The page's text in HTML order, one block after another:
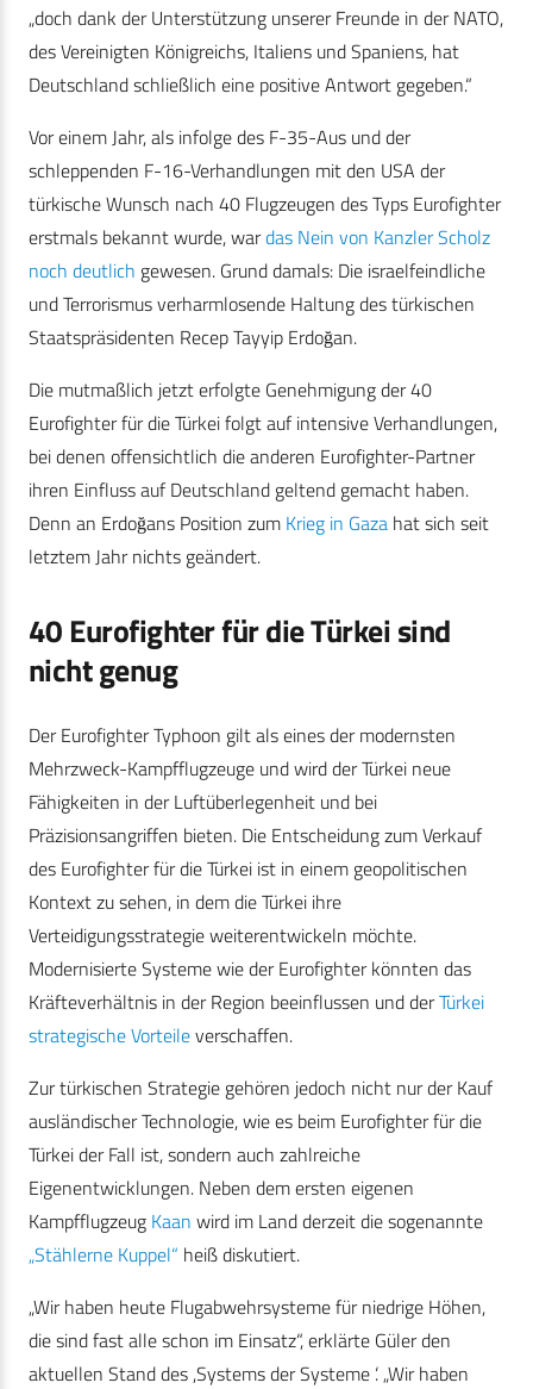
„doch dank der Unterstützung unserer Freunde in der NATO,
des Vereinigten Königreichs, Italiens und Spaniens, hat
Deutschland schließlich eine positive Antwort gegeben.“
Vor einem Jahr, als infolge des F-35-Aus und der
schleppenden F-16-Verhandlungen mit den USA der
türkische Wunsch nach 40 Flugzeugen des Typs Eurofighter
erstmals bekannt wurde, wardas Nein von Kanzler Scholz
noch deutlich gewesen. Grund damals: Die israelfeindliche
und Terrorismus verharmlosende Haltung des türkischen
Staatspräsidenten Recep Tayyip Erdoğan.
Die mutmaßlich jetzt erfolgte Genehmigung der 40
Eurofighter für die Türkei folgt auf intensive Verhandlungen,
bei denen offensichtlich die anderen Eurofighter-Partner
ihren Einfluss auf Deutschland geltend gemacht haben.
Denn an Erdoğans Position zum Krieg in Gaza hat sich seit
letztem Jahr nichts geändert.
40 Eurofighter für die Türkei sind
nicht genug
Der Eurofighter Typhoon gilt als eines der modernsten
Mehrzweck-Kampfflugzeuge und wird der Türkei neue
Fähigkeiten in der Luftüberlegenheit und bei
Präzisionsangriffen bieten. Die Entscheidung zum Verkauf
des Eurofighter für die Türkei ist in einem geopolitischen
Kontext zu sehen, in dem die Türkei ihre
Verteidigungsstrategie weiterentwickeln möchte.
Modernisierte Systeme wie der Eurofighter könnten das
Kräfteverhältnis in der Region beeinflussen und derTürkei
strategische Vorteileverschaffen.
Zur türkischen Strategie gehören jedoch nicht nur der Kauf
ausländischer Technologie, wie es beim Eurofighter für die
Türkei der Fall ist, sondern auch zahlreiche
Eigenentwicklungen. Neben dem ersten eigenen
Kampfflugzeug Kaan wird im Land derzeit die sogenannte
„Stählerne Kuppel“ heiß diskutiert.
„Wir haben heute Flugabwehrsysteme für niedrige Höhen,
die sind fast alle schon im Einsatz“, erklärte Güler den
aktuellen Stand des ,Systems der Systeme ‘. „Wir haben